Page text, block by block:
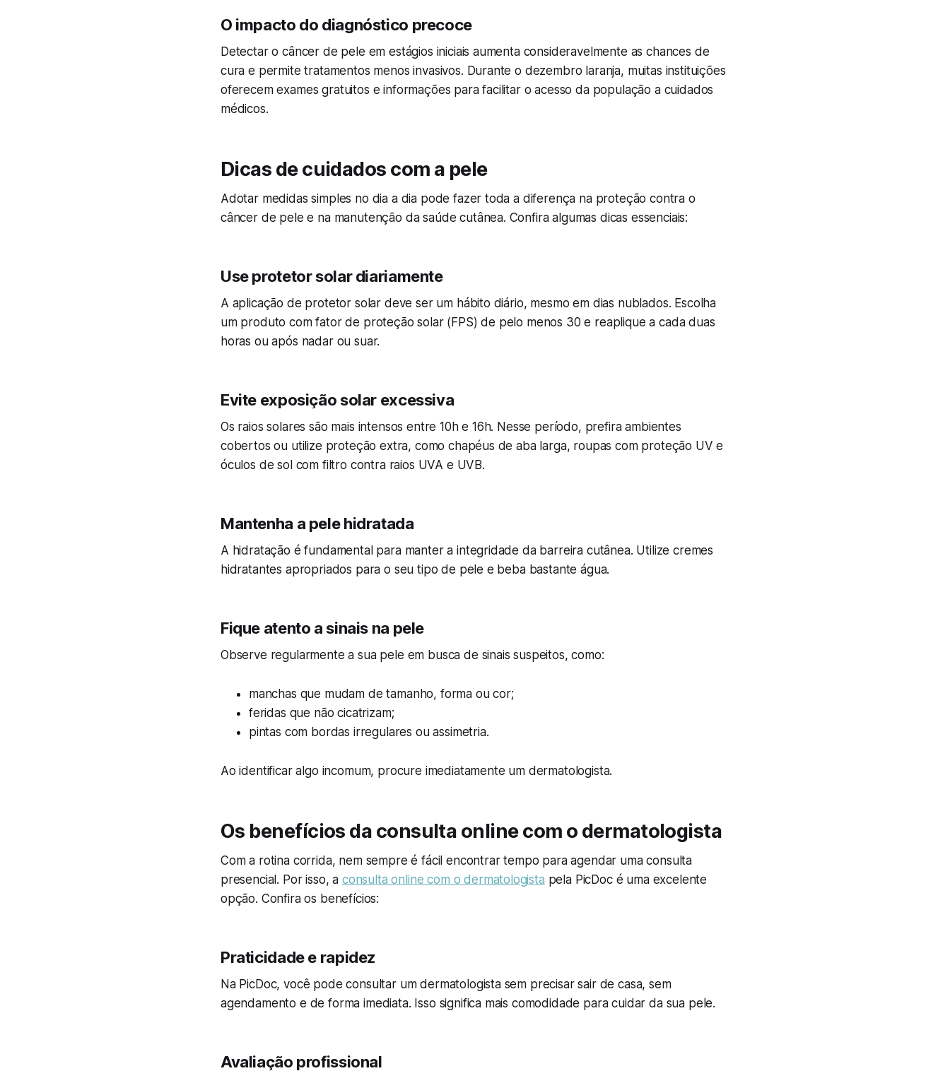
O impacto do diagnóstico precoce
Detectar o câncer de pele em estágios iniciais aumenta consideravelmente as chances de
cura e permite tratamentos menos invasivos. Durante o dezembro laranja, muitas instituições
oferecem exames gratuitos e informações para facilitar o acesso da população a cuidados
médicos.
Dicas de cuidados com a pele
Adotar medidas simples no dia a dia pode fazer toda a diferença na proteção contra o
câncer de pele e na manutenção da saúde cutânea. Confira algumas dicas essenciais:
Use protetor solar diariamente
A aplicação de protetor solar deve ser um hábito diário, mesmo em dias nublados. Escolha
um produto com fator de proteção solar (FPS) de pelo menos 30 e reaplique a cada duas
horas ou após nadar ou suar.
Evite exposição solar excessiva
Os raios solares são mais intensos entre 10h e 16h. Nesse período, prefira ambientes
cobertos ou utilize proteção extra, como chapéus de aba larga, roupas com proteção UV e
óculos de sol com filtro contra raios UVA e UVB.
Mantenha a pele hidratada
A hidratação é fundamental para manter a integridade da barreira cutânea. Utilize cremes
hidratantes apropriados para o seu tipo de pele e beba bastante água.
Fique atento a sinais na pele
Observe regularmente a sua pele em busca de sinais suspeitos, como:
manchas que mudam de tamanho, forma ou cor;
feridas que não cicatrizam;
pintas com bordas irregulares ou assimetria.
Ao identificar algo incomum, procure imediatamente um dermatologista.
Os benefícios da consulta online com o dermatologista
Com a rotina corrida, nem sempre é fácil encontrar tempo para agendar uma consulta
presencial. Por isso, a consulta online com o dermatologista pela PicDoc é uma excelente
opção. Confira os benefícios:
Praticidade e rapidez
Na PicDoc, você pode consultar um dermatologista sem precisar sair de casa, sem
agendamento e de forma imediata. Isso significa mais comodidade para cuidar da sua pele.
Avaliação profissional